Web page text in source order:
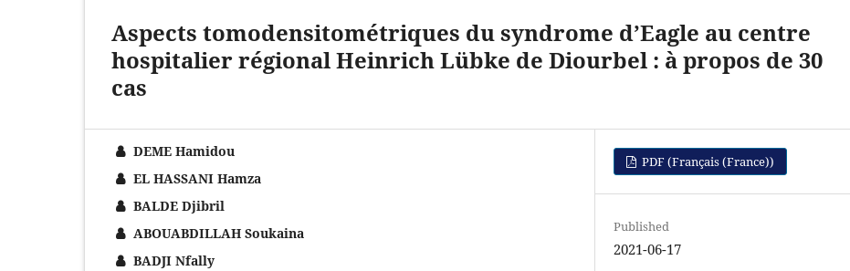
Aspects tomodensitométriques du syndrome d’Eagle au centre
hospitalier régional Heinrich Lübke de Diourbel : à propos de 30
cas
DEME Hamidou
EL HASSANI Hamza
BALDE Djibril
ABOUABDILLAH Soukaina
BADJI Nfally
PDF (Français (France))
Published
2021-06-17